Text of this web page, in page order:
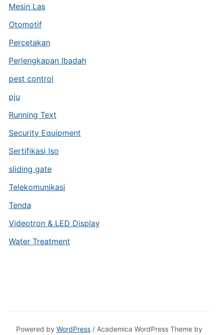
Mesin Las
Otomotif
Percetakan
Perlengkapan Ibadah
pest control
pju
Running Text
Security Equipment
Sertifikasi Iso
sliding gate
Telekomunikasi
Tenda
Videotron & LED Display
Water Treatment
Powered by WordPress/ Academica WordPress Theme by